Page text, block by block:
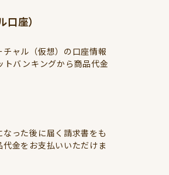
座）
ャル（仮想）の口座情報
トバンキングから商品代金
った後に届く請求書をも
金をお支払いいただけま